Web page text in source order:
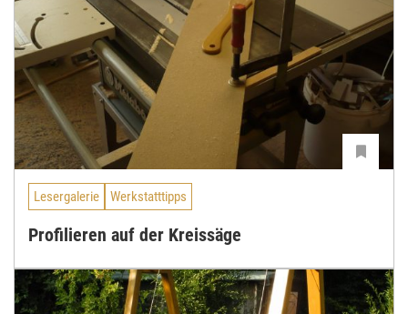
Lesergalerie Werkstatttipps
Profilieren auf der Kreissäge